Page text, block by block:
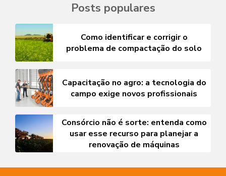
Posts populares
Como identificar e corrigir o
problema de compactação do solo
Capacitação no agro: a tecnologia do
campo exige novos profissionais
Consórcio não é sorte: entenda como
usar esse recurso para planejar a
renovação de máquinas